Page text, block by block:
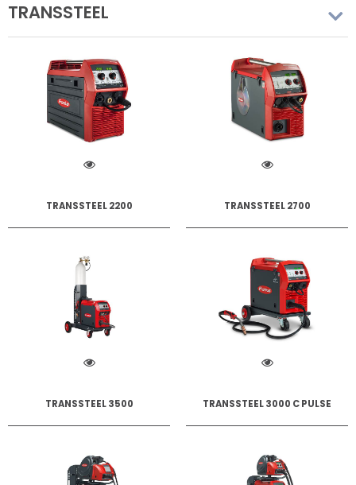
TRANSSTEEL
TRANSSTEEL 2200 TRANSSTEEL 2700
TRANSSTEEL 3500 TRANSSTEEL 3000 C PULSE